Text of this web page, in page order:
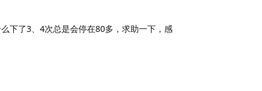
下了3、4次总是会停在80多，求助一下，感